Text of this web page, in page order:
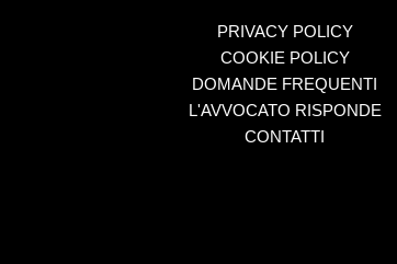
PRIVACY POLICY
COOKIE POLICY
DOMANDE FREQUENTI
L'AVVOCATO RISPONDE
CONTATTI